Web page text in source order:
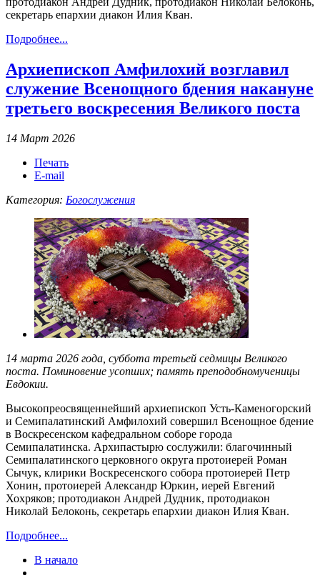
секретарь епархии диакон Илия Кван.
Подробнее...
Архиепископ Амфилохий возглавил
служение Всенощного бдения накануне
третьего воскресения Великого поста
14 Март 2026
Печать
E-mail
Категория: Богослужения
14 марта 2026 года, суббота третьей седмицы Великого
поста. Поминовение усопших; память преподобномученицы
Евдокии.
Высокопреосвященнейший архиепископ Усть-Каменогорский
и Семипалатинский Амфилохий совершил Всенощное бдение
в Воскресенском кафедральном соборе города
Семипалатинска. Архипастырю сослужили: благочинный
Семипалатинского церковного округа протоиерей Роман
Сычук, клирики Воскресенского собора протоиерей Петр
Хонин, протоиерей Александр Юркин, иерей Евгений
Хохряков; протодиакон Андрей Дудник, протодиакон
Николай Белоконь, секретарь епархии диакон Илия Кван.
Подробнее...
В начало